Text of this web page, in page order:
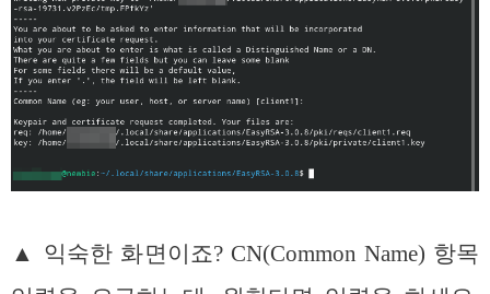
▲ 익숙한 화면이죠? CN(Common Name) 항목